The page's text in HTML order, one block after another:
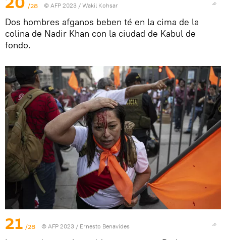
/28 © AFP 2023 / Wakil Kohsar
Dos hombres afganos beben té en la cima de la
colina de Nadir Khan con la ciudad de Kabul de
fondo.
21 /28 © AFP 2023 / Ernesto Benavides